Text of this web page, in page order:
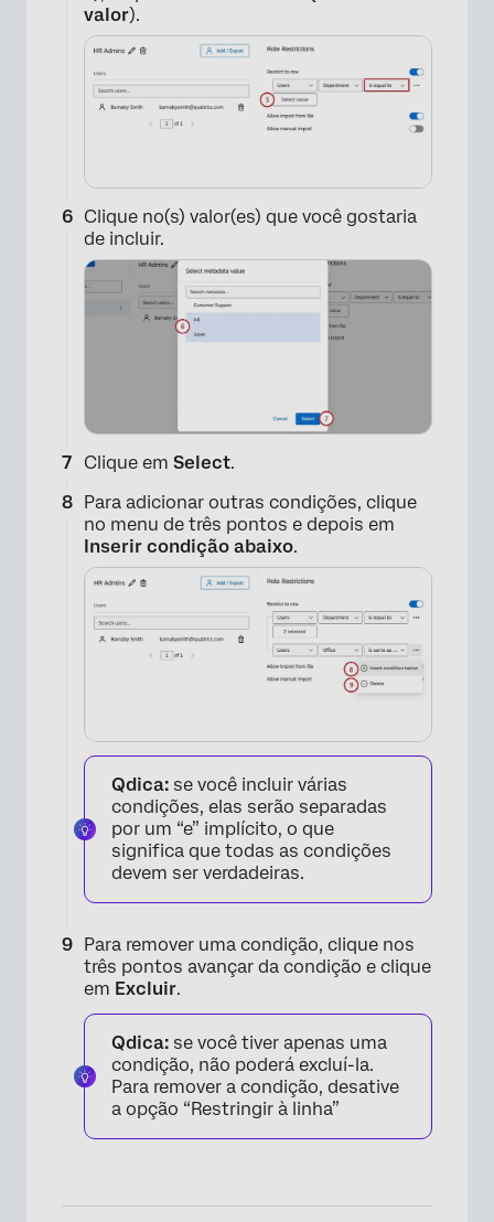
valor).
×
Clique no(s) valor(es) que você gostaria
de incluir.
Clique em Select.
Para adicionar outras condições, clique
no menu de três pontos e depois em
Inserir condição abaixo.
Qdica: se você incluir várias
condições, elas serão separadas
por um “e” implícito, o que
significa que todas as condições
devem ser verdadeiras.
Para remover uma condição, clique nos
três pontos avançar da condição e clique
em Excluir.
Qdica: se você tiver apenas uma
condição, não poderá excluí-la.
Para remover a condição, desative
a opção “Restringir à linha”